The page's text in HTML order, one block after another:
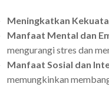
Meningkatkan
Manfaat Mental dan
mengurangi stres dan
Manfaat Sosial dan
memungkinkan